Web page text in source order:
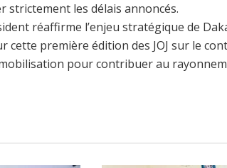
strictement les délais annoncés.
réaffirme l’enjeu stratégique de
première édition des JOJ sur le
pour contribuer au